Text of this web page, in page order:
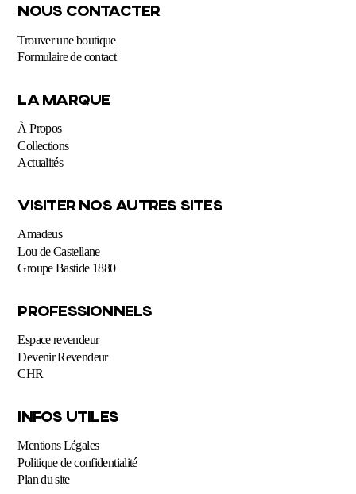
NOUS CONTACTER
Trouver une boutique
Formulaire de contact
LA MARQUE
À Propos
Collections
Actualités
VISITER NOS AUTRES SITES
Amadeus
Lou de Castellane
Groupe Bastide 1880
PROFESSIONNELS
Espace revendeur
Devenir Revendeur
CHR
INFOS UTILES
Mentions Légales
Politique de confidentialité
Plan du site